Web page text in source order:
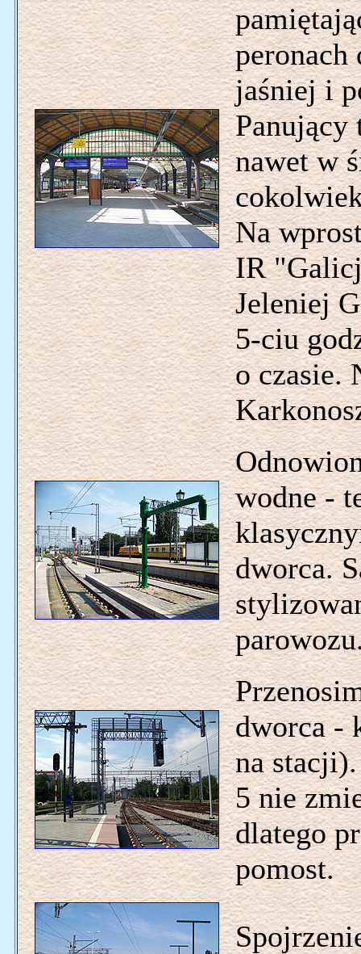
peronach
jaśniej i
Panujący
nawet w
Na
IR
Jeleniej
5-ciu
o czasie.
wodne -
dworca.
dworca -
na
5 nie
dlatego
pomost.